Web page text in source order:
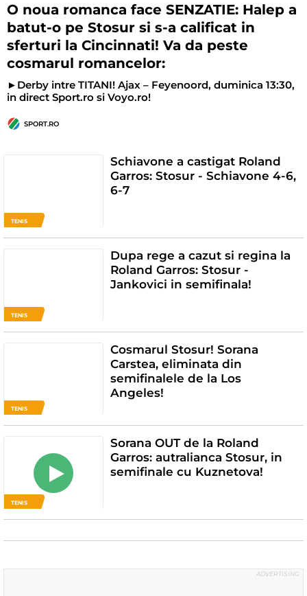
O noua romanca face SENZATIE: Halep a
batut-o pe Stosur si s-a calificat in
sferturi la Cincinnati! Va da peste
cosmarul romancelor:
►Derby intre TITANI! Ajax – Feyenoord, duminica 13:30,
in direct Sport.ro si Voyo.ro!
SPORT.RO
TENIS
Schiavone a castigat Roland
Garros: Stosur - Schiavone 4-6,
6-7
TENIS
Dupa rege a cazut si regina la
Roland Garros: Stosur -
Jankovici in semifinala!
TENIS
Cosmarul Stosur! Sorana
Carstea, eliminata din
semifinalele de la Los
Angeles!
TENIS
Sorana OUT de la Roland
Garros: autralianca Stosur, in
semifinale cu Kuznetova!